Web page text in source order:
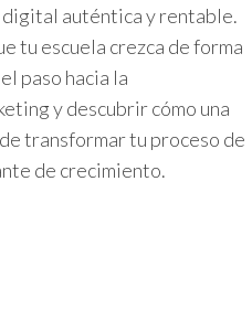
digital auténtica y rentable.
tu escuela crezca de forma
paso hacia la
y descubrir cómo una
transformar tu proceso de
de crecimiento.